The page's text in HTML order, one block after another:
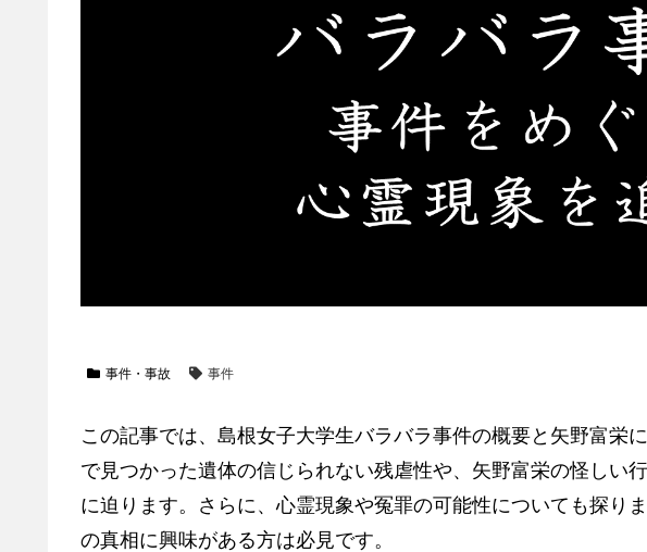
事件・事故 事件
この記事では、島根女子大学生バラバラ事件の概要と矢野富栄
で見つかった遺体の信じられない残虐性や、矢野富栄の怪しい
に迫ります。さらに、心霊現象や冤罪の可能性についても探り
の真相に興味がある方は必見です。